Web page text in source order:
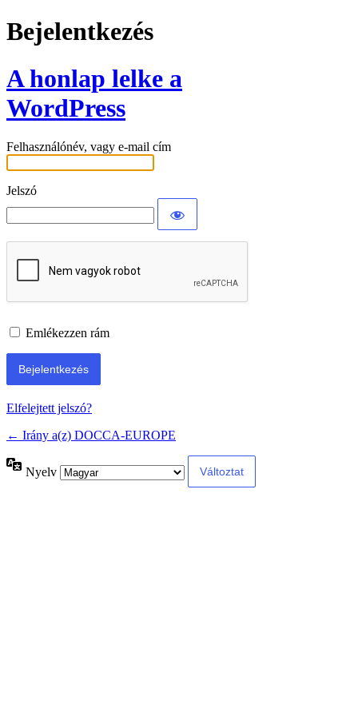
Bejelentkezés
A honlap lelke a
WordPress
Felhasználónév, vagy e-mail cím
Jelszó
Emlékezzen rám
Elfelejtett jelszó?
← Irány a(z) DOCCA-EUROPE
Nyelv